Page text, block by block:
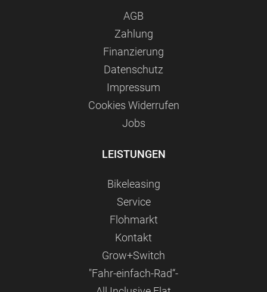
AGB
Zahlung
Finanzierung
Datenschutz
Impressum
Сookies Widerrufen
Jobs
LEISTUNGEN
Bikeleasing
Service
Flohmarkt
Kontakt
Grow+Switch
"Fahr-einfach-Rad“-